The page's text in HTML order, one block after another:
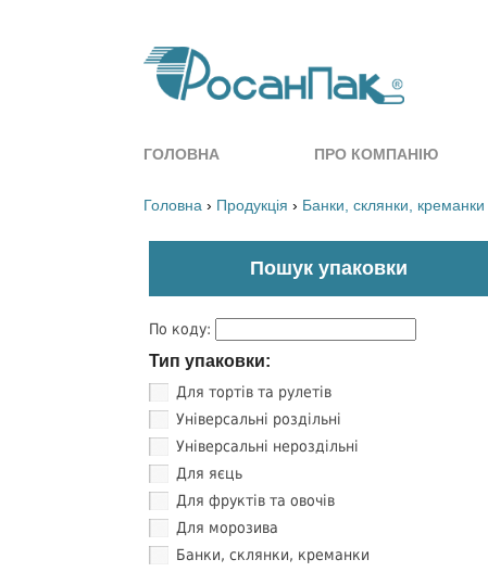
ГОЛОВНА ПРО КОМПАНІЮ
Головна › Продукція › Банки, склянки, креманки
Пошук упаковки
По коду:
Тип упаковки:
Для тортів та рулетів
Універсальні роздільні
Універсальні нероздільні
Для яєць
Для фруктів та овочів
Для морозива
Банки, склянки, креманки